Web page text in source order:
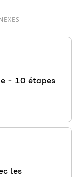
- 10 étapes
les